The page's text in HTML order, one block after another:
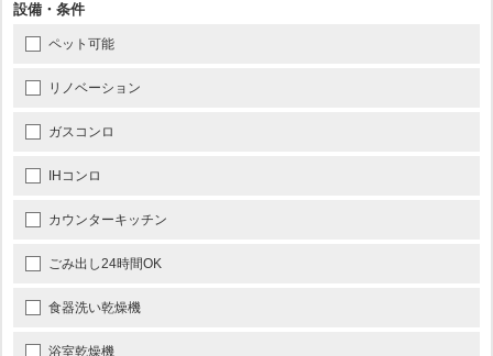
設備・条件
ペット可能
リノベーション
ガスコンロ
IHコンロ
カウンターキッチン
ごみ出し24時間OK
食器洗い乾燥機
浴室乾燥機